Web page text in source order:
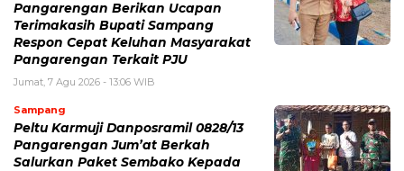
Pangarengan Berikan Ucapan
Terimakasih Bupati Sampang
Respon Cepat Keluhan Masyarakat
Pangarengan Terkait PJU
Jumat, 7 Agu 2026 - 13:06 WIB
Sampang
Peltu Karmuji Danposramil 0828/13
Pangarengan Jum’at Berkah
Salurkan Paket Sembako Kepada